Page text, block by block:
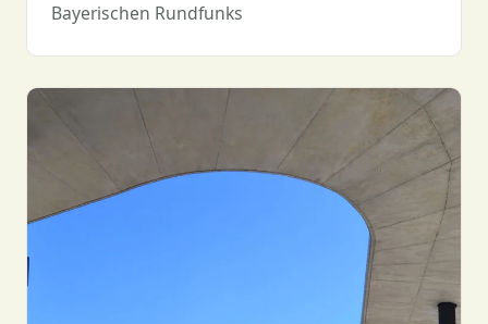
Bayerischen Rundfunks